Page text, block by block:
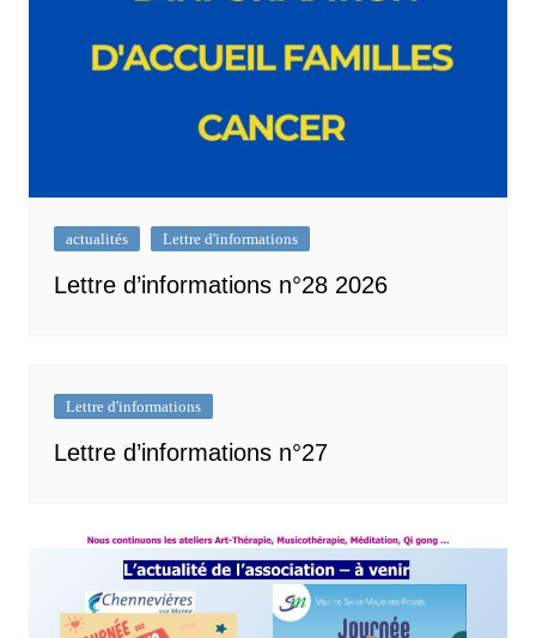
actualités Lettre d'informations
Lettre d’informations n°28 2026
Lettre d'informations
Lettre d’informations n°27